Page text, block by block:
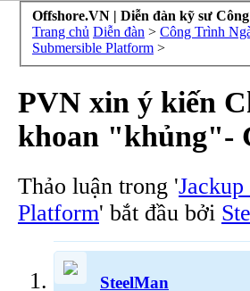
Offshore.VN | Diễn đàn kỹ sư
Trang chủ Diễn đàn > Công Trình
Submersible Platform >
PVN xin ý kiến
khoan "khủng"-
Thảo luận trong '
Platform' bắt đầu bởi
SteelMan